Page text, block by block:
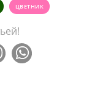
ЦВЕТНИК